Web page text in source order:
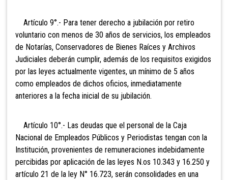
Artículo 9°.- Para tener derecho a jubilación por retiro
voluntario con menos de 30 años de servicios, los empleados
de Notarías, Conservadores de Bienes Raíces y Archivos
Judiciales deberán cumplir, además de los requisitos exigidos
por las leyes actualmente vigentes, un mínimo de 5 años
como empleados de dichos oficios, inmediatamente
anteriores a la fecha inicial de su jubilación.
Artículo 10°.- Las deudas que el personal de la Caja
Nacional de Empleados Públicos y Periodistas tengan con la
Institución, provenientes de remuneraciones indebidamente
percibidas por aplicación de las leyes N.os 10.343 y 16.250 y
artículo 21 de la ley N° 16.723, serán consolidades en una